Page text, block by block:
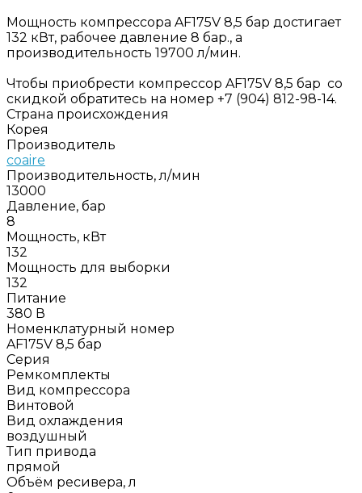
Мощность компрессора AF175V 8,5 бар достигает
132 кВт, рабочее давление 8 бар., а
производительность 19700 л/мин.
Чтобы приобрести компрессор AF175V 8,5 бар со
скидкой обратитесь на номер +7 (904) 812-98-14.
Страна происхождения
Корея
Производитель
coaire
Производительность, л/мин
13000
Давление, бар
8
Мощность, кВт
132
Мощность для выборки
132
Питание
380 В
Номенклатурный номер
AF175V 8,5 бар
Серия
Ремкомплекты
Вид компрессора
Винтовой
Вид охлаждения
воздушный
Тип привода
прямой
Объём ресивера, л